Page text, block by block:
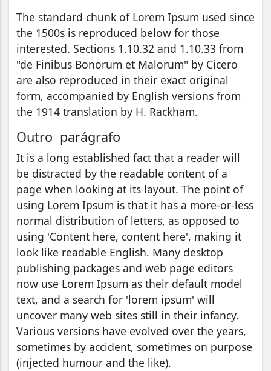
The standard chunk of Lorem Ipsum used since
the 1500s is reproduced below for those
interested. Sections 1.10.32 and 1.10.33 from
"de Finibus Bonorum et Malorum" by Cicero
are also reproduced in their exact original
form, accompanied by English versions from
the 1914 translation by H. Rackham.
Outro parágrafo
It is a long established fact that a reader will
be distracted by the readable content of a
page when looking at its layout. The point of
using Lorem Ipsum is that it has a more-or-less
normal distribution of letters, as opposed to
using 'Content here, content here', making it
look like readable English. Many desktop
publishing packages and web page editors
now use Lorem Ipsum as their default model
text, and a search for 'lorem ipsum' will
uncover many web sites still in their infancy.
Various versions have evolved over the years,
sometimes by accident, sometimes on purpose
(injected humour and the like).